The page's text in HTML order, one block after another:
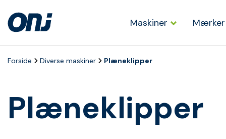
Maskiner Mærker
Forside Diverse maskiner Plæneklipper
Plæneklipper